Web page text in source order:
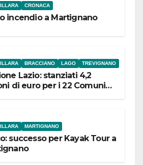
CRONACA
incendio a Martignano
BRACCIANO LAGO TREVIGNANO
Lazio: stanziati 4,2
di euro per i 22 Comuni
MARTIGNANO
successo per Kayak Tour a